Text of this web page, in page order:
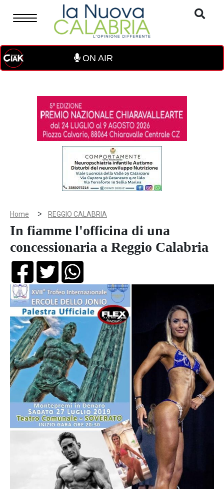
ON AIR
Home > REGGIO CALABRIA
In fiamme l'officina di una
concessionaria a Reggio Calabria